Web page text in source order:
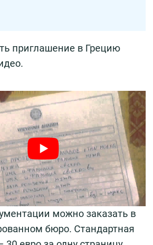
приглашение в Грецию
можно заказать в
бюро. Стандартная